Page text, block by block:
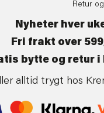
Retur
Nyheter hver
Fri frakt over
bytte og retur i
alltid trygt hos